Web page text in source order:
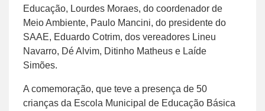
Educação, Lourdes Moraes, do coordenador de
Meio Ambiente, Paulo Mancini, do presidente do
SAAE, Eduardo Cotrim, dos vereadores Lineu
Navarro, Dé Alvim, Ditinho Matheus e Laíde
Simões.
A comemoração, que teve a presença de 50
crianças da Escola Municipal de Educação Básica